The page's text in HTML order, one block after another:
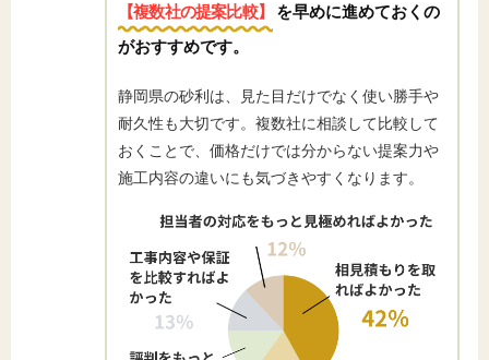
【複数社の提案比較】
を早めに進めておくの
がおすすめです。
静岡県の砂利は、見た目だけでなく使い勝手や
耐久性も大切です。複数社に相談して比較して
おくことで、価格だけでは分からない提案力や
施工内容の違いにも気づきやすくなります。